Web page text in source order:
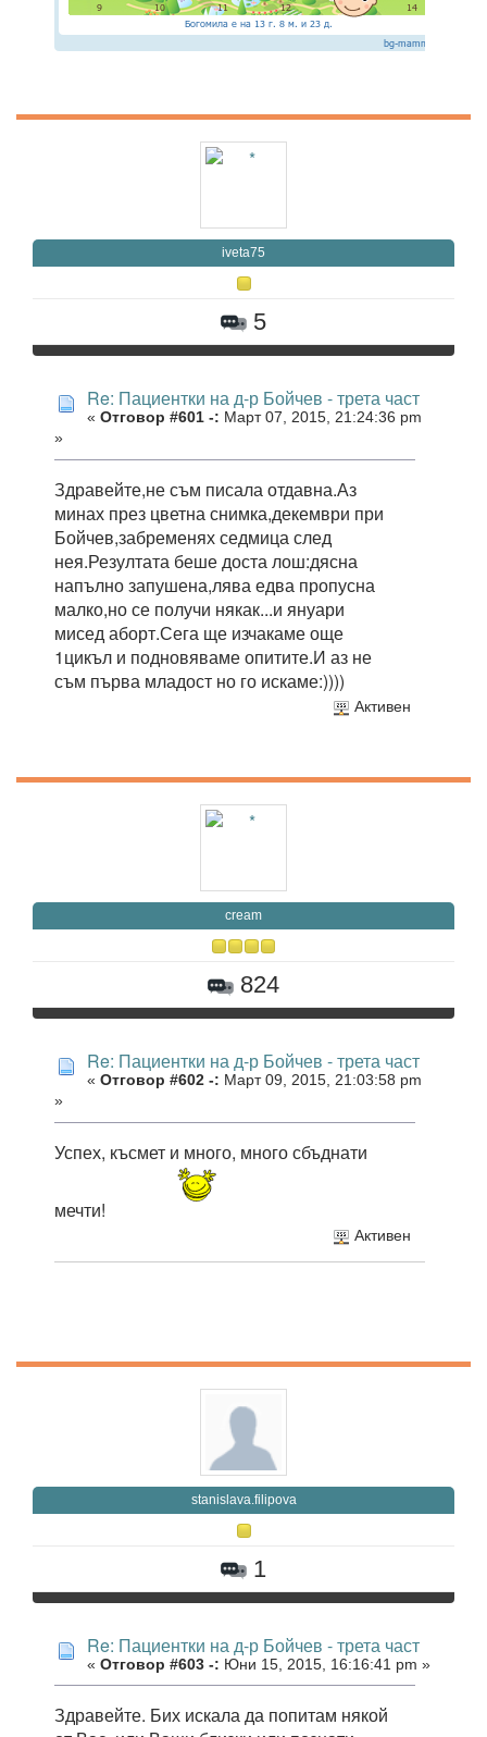
iveta75
5
Re: Пациентки на д-р Бойчев - трета част
« Отговор #601 -: Март 07, 2015, 21:24:36 pm
»
Здравейте,не съм писала отдавна.Аз
минах през цветна снимка,декември при
Бойчев,забременях седмица след
нея.Резултата беше доста лош:дясна
напълно запушена,лява едва пропусна
малко,но се получи някак...и януари
мисед аборт.Сега ще изчакаме още
1цикъл и подновяваме опитите.И аз не
съм първа младост но го искаме:))))
Активен
cream
824
Re: Пациентки на д-р Бойчев - трета част
« Отговор #602 -: Март 09, 2015, 21:03:58 pm
»
Успех, късмет и много, много сбъднати
мечти!
Активен
stanislava.filipova
1
Re: Пациентки на д-р Бойчев - трета част
« Отговор #603 -: Юни 15, 2015, 16:16:41 pm »
Здравейте. Бих искала да попитам някой